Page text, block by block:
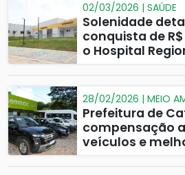
02/03/2026 | SAÚDE
Solenidade
conquista de
o Hospital
28/02/2026 | MEIO
Prefeitura de
compensação
veículos e